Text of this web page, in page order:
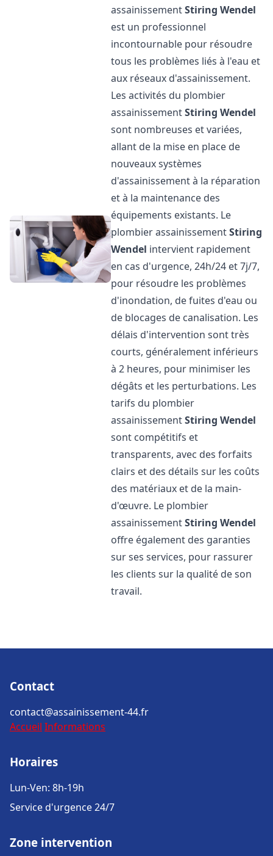
assainissementStiring Wendel
est un professionnel
incontournable pour résoudre
tous les problèmes liés à l'eau et
aux réseaux d'assainissement.
Les activités du plombier
assainissementStiring Wendel
sont nombreuses et variées,
allant de la mise en place de
nouveaux systèmes
d'assainissement à la réparation
et à la maintenance des
équipements existants. Le
plombier assainissementStiring
Wendel intervient rapidement
en cas d'urgence, 24h/24 et 7j/7,
pour résoudre les problèmes
d'inondation, de fuites d'eau ou
de blocages de canalisation. Les
délais d'intervention sont très
courts, généralement inférieurs
à 2 heures, pour minimiser les
dégâts et les perturbations. Les
tarifs du plombier
assainissementStiring Wendel
sont compétitifs et
transparents, avec des forfaits
clairs et des détails sur les coûts
des matériaux et de la main-
d'œuvre. Le plombier
assainissementStiring Wendel
offre également des garanties
sur ses services, pour rassurer
les clients sur la qualité de son
travail.
Contact
contact@assainissement-44.fr
Accueil Informations
Horaires
Lun-Ven: 8h-19h
Service d'urgence 24/7
Zone intervention